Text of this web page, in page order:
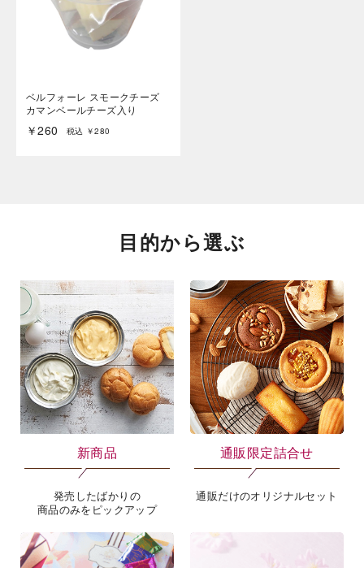
ベルフォーレ スモークチーズ
カマンベールチーズ入り
￥260 税込 ￥280
目的から選ぶ
新商品
発売したばかりの
商品のみをピックアップ
通販限定詰合せ
通販だけのオリジナルセット